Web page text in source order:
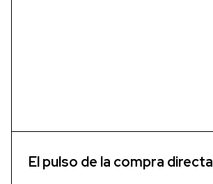
El pulso de la compra directa